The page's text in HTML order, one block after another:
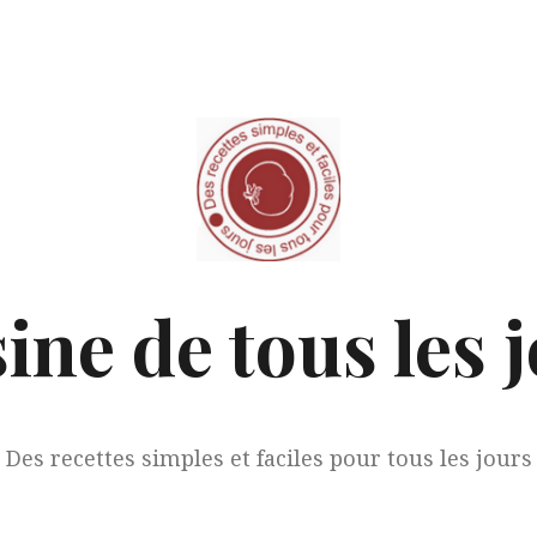
de tous les
Des recettes simples et faciles pour tous les jours